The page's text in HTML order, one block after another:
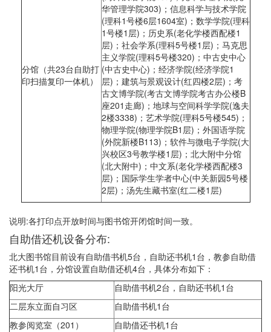
分馆（共23台自助打
印扫描复印一体机）
华管理学院303)；信息科学与技术学院
(理科1号楼6层1604室)；数学学院(理科
1号楼1层)；历史系(老化学楼西配楼1
层)；社会学系(理科5号楼1层)；马克思
主义学院(理科5号楼320)；中古史中心
(中古史中心)；经济学院(经济学院1
层)；建筑与景观设计(红四楼2层)；考
古文博学院(考古文博学院考古办公楼B
座201走廊)；地球与空间科学学院(逸夫
2楼3338)；艺术学院(理科5号楼545)；
物理学院(物理学院B1层)；外国语学院
(外院新楼B113)；软件与微电子学院(大
兴校区3号教学楼1层)；北大附中分馆
(北大附中)；中文系(老化学楼西配楼3
层)；国际学生学者中心(中关新园5号楼
2层)；汤先生藏书室(红二楼1层)
说明:各打印点开放时间与图书馆开闭馆时间一致。
自助借还机设备分布:
北大图书馆目前设有自助借书机5台，自助还书机1台，教参自助借
还书机1台，分馆设置自助借还机4台，具体分布如下：
阳光大厅
自助借书机2台，自助还书机1台
二层东立面自习区
自助借书机1台
教参阅览室（201）
自助借还书机1台